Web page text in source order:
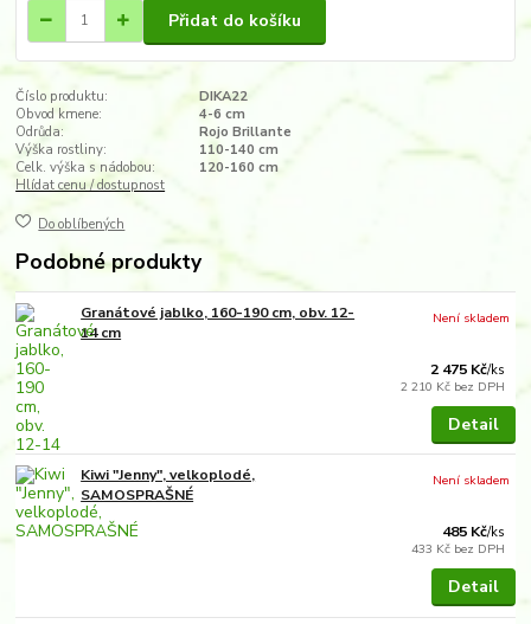
Přidat do košíku
Číslo produktu:
DIKA22
Obvod kmene:
4-6 cm
Odrůda:
Rojo Brillante
Výška rostliny:
110-140 cm
Celk. výška s nádobou:
120-160 cm
Hlídat cenu / dostupnost
Do oblíbených
Podobné produkty
Granátové jablko, 160-190 cm, obv. 12-
14 cm
2 475 Kč/ks
2 210 Kč bez DPH
Není skladem
Detail
Kiwi "Jenny", velkoplodé,
SAMOSPRAŠNÉ
485 Kč/ks
433 Kč bez DPH
Není skladem
Detail